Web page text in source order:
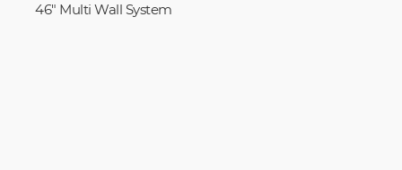
46" Multi Wall System